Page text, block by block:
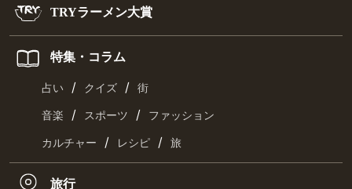
TRYラーメン大賞
特集・コラム
占い / クイズ / 街
音楽 / スポーツ / ファッション
カルチャー / レシピ / 旅
旅行